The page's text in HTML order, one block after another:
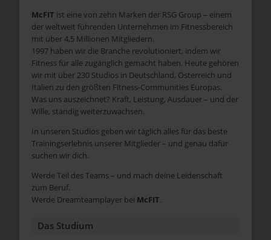
McFIT ist eine von zehn Marken der RSG Group – einem
der weltweit führenden Unternehmen im Fitnessbereich
mit über 4,5 Millionen Mitgliedern.
1997 haben wir die Branche revolutioniert, indem wir
Fitness für alle zugänglich gemacht haben. Heute gehören
wir mit über 230 Studios in Deutschland, Österreich und
Italien zu den größten Fitness-Communities Europas.
Was uns auszeichnet? Kraft, Leistung, Ausdauer – und der
Wille, ständig weiterzuwachsen.
In unseren Studios geben wir täglich alles für das beste
Trainingserlebnis unserer Mitglieder – und genau dafür
suchen wir dich.
Werde Teil des Teams – und mach deine Leidenschaft
zum Beruf.
Werde Dreamteamplayer bei McFIT.
Das Studium